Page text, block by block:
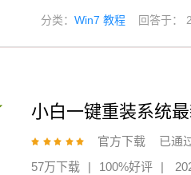
分类：Win7 教程 回答于：
小白一键重装系统
官方下载
已通
57万下载
| 100%好评 |